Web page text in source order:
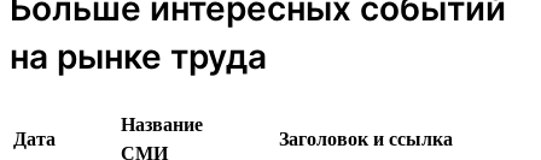
Больше интересных событий
на рынке труда
Дата
Название
СМИ
Заголовок и ссылка